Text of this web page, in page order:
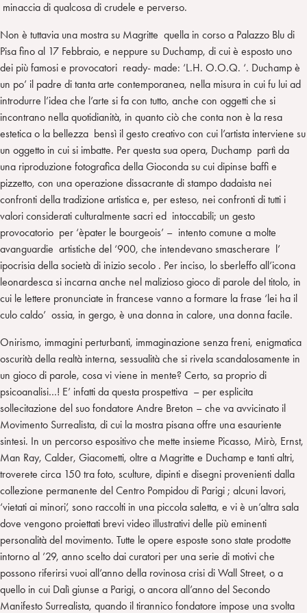
minaccia di qualcosa di crudele e perverso.
Non è tuttavia una mostra su Magritte quella in corso a Palazzo Blu di
Pisa fino al 17 Febbraio, e neppure su Duchamp, di cui è esposto uno
dei più famosi e provocatori ready- made: ‘L.H. O.O.Q. ‘. Duchamp è
un po’ il padre di tanta arte contemporanea, nella misura in cui fu lui ad
introdurre l’idea che l’arte si fa con tutto, anche con oggetti che si
incontrano nella quotidianità, in quanto ciò che conta non è la resa
estetica o la bellezza bensì il gesto creativo con cui l’artista interviene su
un oggetto in cui si imbatte. Per questa sua opera, Duchamp partì da
una riproduzione fotografica della Gioconda su cui dipinse baffi e
pizzetto, con una operazione dissacrante di stampo dadaista nei
confronti della tradizione artistica e, per esteso, nei confronti di tutti i
valori considerati culturalmente sacri ed intoccabili; un gesto
provocatorio per ‘èpater le bourgeois’ – intento comune a molte
avanguardie artistiche del ‘900, che intendevano smascherare l’
ipocrisia della società di inizio secolo . Per inciso, lo sberleffo all’icona
leonardesca si incarna anche nel malizioso gioco di parole del titolo, in
cui le lettere pronunciate in francese vanno a formare la frase ‘lei ha il
culo caldo’ ossia, in gergo, è una donna in calore, una donna facile.
Onirismo, immagini perturbanti, immaginazione senza freni, enigmatica
oscurità della realtà interna, sessualità che si rivela scandalosamente in
un gioco di parole, cosa vi viene in mente? Certo, sa proprio di
psicoanalisi…! E’ infatti da questa prospettiva – per esplicita
sollecitazione del suo fondatore Andre Breton – che va avvicinato il
Movimento Surrealista, di cui la mostra pisana offre una esauriente
sintesi. In un percorso espositivo che mette insieme Picasso, Mirò, Ernst,
Man Ray, Calder, Giacometti, oltre a Magritte e Duchamp e tanti altri,
troverete circa 150 tra foto, sculture, dipinti e disegni provenienti dalla
collezione permanente del Centro Pompidou di Parigi ; alcuni lavori,
‘vietati ai minori’, sono raccolti in una piccola saletta, e vi è un’altra sala
dove vengono proiettati brevi video illustrativi delle più eminenti
personalità del movimento. Tutte le opere esposte sono state prodotte
intorno al ’29, anno scelto dai curatori per una serie di motivi che
possono riferirsi vuoi all’anno della rovinosa crisi di Wall Street, o a
quello in cui Dalì giunse a Parigi, o ancora all’anno del Secondo
Manifesto Surrealista, quando il tirannico fondatore impose una svolta